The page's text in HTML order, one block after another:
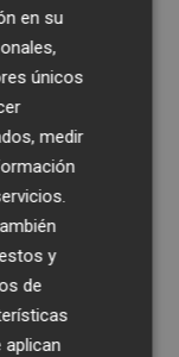
en casa
de
en su
únicos
medir
y
de
aplican